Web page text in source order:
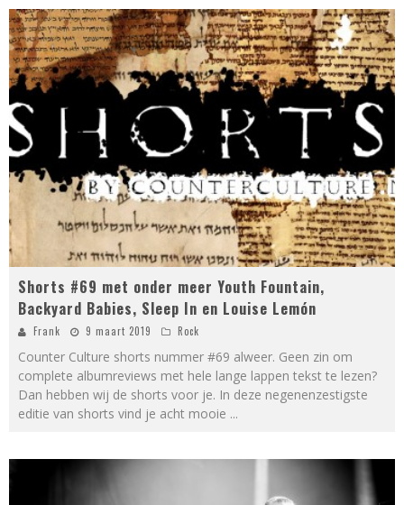
Shorts #69 met onder meer Youth Fountain,
Backyard Babies, Sleep In en Louise Lemón
Frank 9 maart 2019 Rock
Counter Culture shorts nummer #69 alweer. Geen zin om
complete albumreviews met hele lange lappen tekst te lezen?
Dan hebben wij de shorts voor je. In deze negenenzestigste
editie van shorts vind je acht mooie ...